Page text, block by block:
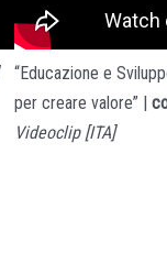
“Educazione e
per creare valore” |
Videoclip [ITA]